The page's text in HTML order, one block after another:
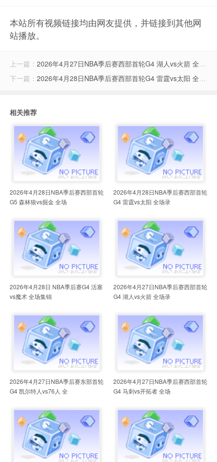
本站所有视频链接均由网友提供，并链接到其他网
站播放。
上一篇： 2026年4月27日NBA季后赛西部首轮G4 湖人vs火箭 全场录像
下一篇： 2026年4月28日NBA季后赛西部首轮G4 雷霆vs太阳 全场录像
相关推荐
2026年4月28日NBA季后赛西部首轮
G5 森林狼vs掘金 全场
2026年4月28日NBA季后赛西部首轮
G4 雷霆vs太阳 全场录
2026年4月28日 NBA季后赛G4 活塞
vs魔术 全场集锦
2026年4月27日NBA季后赛西部首轮
G4 湖人vs火箭 全场录
2026年4月27日NBA季后赛东部首轮
G4 凯尔特人vs76人 全
2026年4月27日NBA季后赛西部首轮
G4 马刺vs开拓者 全场